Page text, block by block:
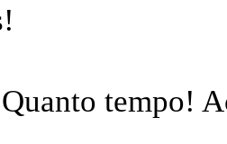
tempo!